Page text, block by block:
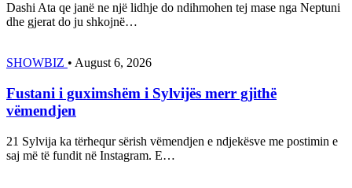
Dashi Ata qe janë ne një lidhje do ndihmohen tej mase nga Neptuni
dhe gjerat do ju shkojnë…
SHOWBIZ • August 6, 2026
Fustani i guximshëm i Sylvijës merr gjithë
vëmendjen
21 Sylvija ka tërhequr sërish vëmendjen e ndjekësve me postimin e
saj më të fundit në Instagram. E…